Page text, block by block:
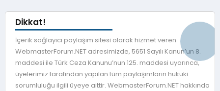
Dikkat!
İçerik sağlayıcı paylaşım sitesi olarak hizmet veren
WebmasterForum.NET adresimizde, 5651 Sayılı Kanun’un 8.
maddesi ile Türk Ceza Kanunu’nun 125. maddesi uyarınca,
üyelerimiz tarafından yapılan tüm paylaşımların hukuki
sorumluluğu ilgili üyeye aittir. WebmasterForum.NET hakkında